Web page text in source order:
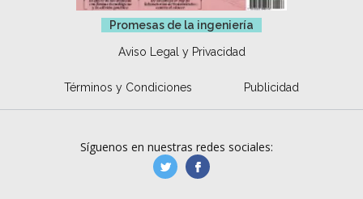
Promesas de la ingeniería
Aviso Legal y Privacidad
Términos y Condiciones Publicidad
Síguenos en nuestras redes sociales:
manufacturaGE